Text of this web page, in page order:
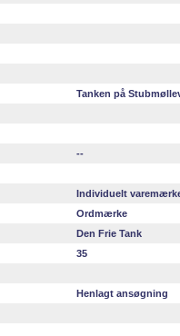
Tanken på
--
Individuelt
Ordmærke
Den Frie Tank
35
Henlagt ansøgning